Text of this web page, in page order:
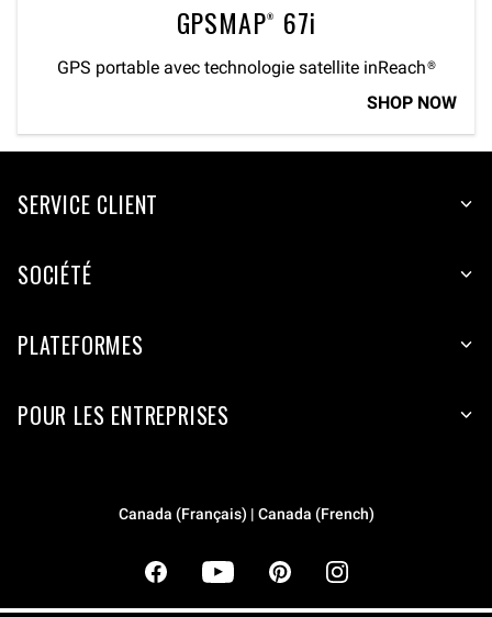
GPSMAP® 67i
GPS portable avec technologie satellite inReach®
SHOP NOW
SERVICE CLIENT
SOCIÉTÉ
PLATEFORMES
POUR LES ENTREPRISES
Canada (Français) | Canada (French)